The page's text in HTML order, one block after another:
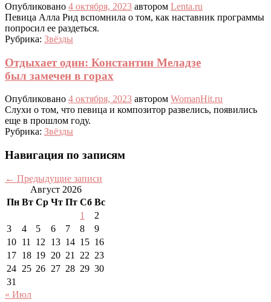
Опубликовано 4 октября, 2023 автором Lenta.ru
Певица Алла Рид вспомнила о том, как наставник программы
попросил ее раздеться.
Рубрика: Звёзды
Отдыхает один: Константин Меладзе
был замечен в горах
Опубликовано 4 октября, 2023 автором WomanHit.ru
Слухи о том, что певица и композитор развелись, появились
еще в прошлом году.
Рубрика: Звёзды
Навигация по записям
← Предыдущие записи
Август 2026
Пн Вт Ср Чт Пт Сб Вс
1
2
3
4 5 6 7 8
9
10 11 12 13 14 15 16
17 18 19 20 21 22 23
24 25 26 27 28 29 30
31
« Июл